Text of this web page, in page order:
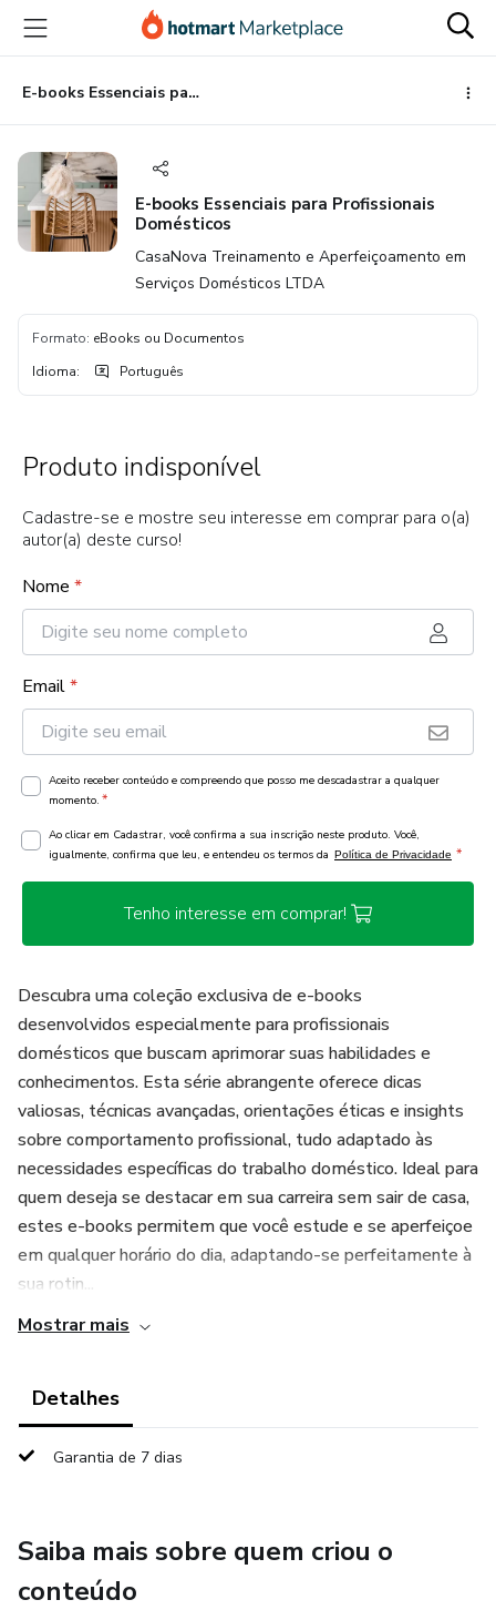
para
conteúdo
principal
para
pagamento
para
rodapé
E-books Essenciais para Profissionais Domésticos
E-books Essenciais para Profissionais
Domésticos
CasaNova Treinamento e Aperfeiçoamento em
Serviços Domésticos LTDA
Formato: eBooks ou Documentos
Idioma: Português
Produto indisponível
Cadastre-se e mostre seu interesse em comprar para o(a)
autor(a) deste curso!
Nome *
Email*
Aceito receber conteúdo e compreendo que posso me descadastrar a qualquer
momento. *
Ao clicar em Cadastrar, você confirma a sua inscrição neste produto. Você,
igualmente, confirma que leu, e entendeu os termos da Política de Privacidade *
Tenho interesse em comprar!
Descubra uma coleção exclusiva de e-books
desenvolvidos especialmente para profissionais
domésticos que buscam aprimorar suas habilidades e
conhecimentos. Esta série abrangente oferece dicas
valiosas, técnicas avançadas, orientações éticas e insights
sobre comportamento profissional, tudo adaptado às
necessidades específicas do trabalho doméstico. Ideal para
quem deseja se destacar em sua carreira sem sair de casa,
estes e-books permitem que você estude e se aperfeiçoe
em qualquer horário do dia, adaptando-se perfeitamente à
sua rotin...
Mostrar mais
Detalhes
Garantia de 7 dias
Saiba mais sobre quem criou o
conteúdo